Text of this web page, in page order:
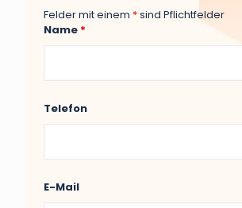
Felder mit einem *sind Pflichtfelder
Name *
Telefon
E-Mail